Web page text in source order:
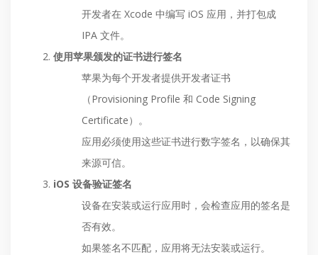
开发者在 Xcode 中编写 iOS 应用，并打包成
IPA 文件。
使用苹果颁发的证书进行签名
苹果为每个开发者提供开发者证书
（Provisioning Profile 和 Code Signing
Certificate）。
应用必须使用这些证书进行数字签名，以确保其
来源可信。
iOS 设备验证签名
设备在安装或运行应用时，会检查应用的签名是
否有效。
如果签名不匹配，应用将无法安装或运行。